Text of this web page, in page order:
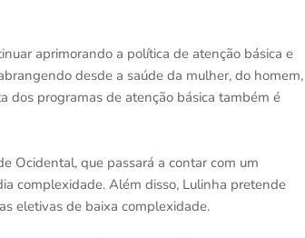
aprimorando a política de atenção básica e
desde a saúde da mulher, do homem,
dos programas de atenção básica também é
Ocidental, que passará a contar com um
complexidade. Além disso, Lulinha pretende
eletivas de baixa complexidade.